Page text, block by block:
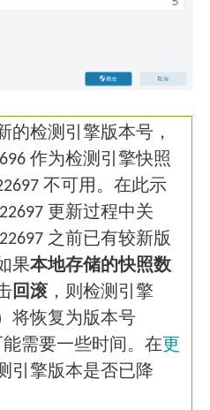
的检测引擎版本号，
作为检测引擎快照
不可用。在此示
更新过程中关
之前已有较新版
果本地存储的快照数
回滚 ，则检测引擎
将恢复为版本号
能需要一些时间。在更
引擎版本是否已降